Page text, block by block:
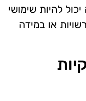
להיות שימושי
או במידה